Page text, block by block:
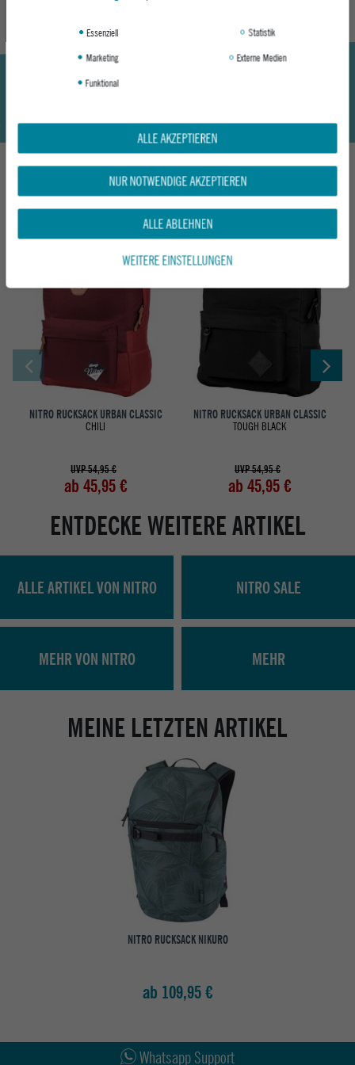
DAS KÖNNTE DIR AUCH GEFALLEN
NITRO RUCKSACK URBAN CLASSIC
CHILI
UVP 54,95 €
ab 45,95 €
NITRO RUCKSACK URBAN CLASSIC
TOUGH BLACK
UVP 54,95 €
ab 45,95 €
ENTDECKE WEITERE ARTIKEL
ALLE ARTIKEL VON NITRO NITRO SALE
MEHR VON NITRO MEHR
MEINE LETZTEN ARTIKEL
NITRO RUCKSACK NIKURO
ab 109,95 €
Whatsapp Support
Essenziell
Statistik
Marketing
Externe Medien
Funktional
ALLE AKZEPTIEREN
NUR NOTWENDIGE AKZEPTIEREN
ALLE ABLEHNEN
WEITERE EINSTELLUNGEN